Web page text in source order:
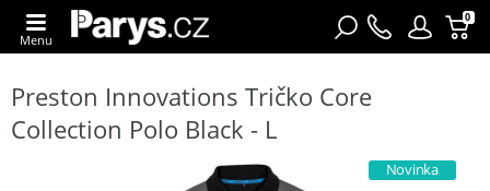
0
Menu
Preston Innovations Tričko Core
Collection Polo Black - L
Novinka